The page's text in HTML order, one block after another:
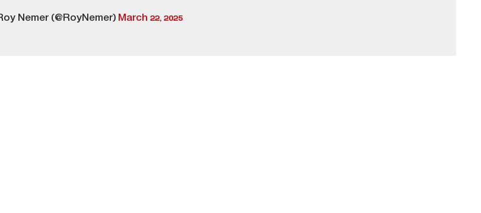
Nemer (@RoyNemer) March 22, 2025